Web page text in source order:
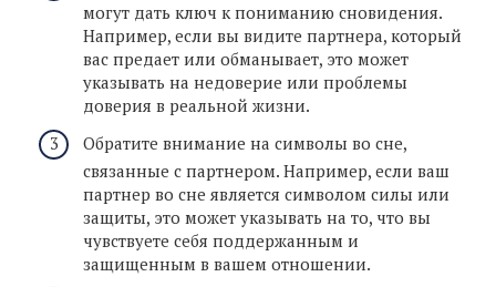
могут дать ключ к пониманию сновидения.
Например, если вы видите партнера, который
вас предает или обманывает, это может
указывать на недоверие или проблемы
доверия в реальной жизни.
Обратите внимание на символы во сне,
связанные с партнером. Например, если ваш
партнер во сне является символом силы или
защиты, это может указывать на то, что вы
чувствуете себя поддержанным и
защищенным в вашем отношении.